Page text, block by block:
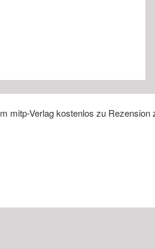
mitp-Verlag kostenlos zu Rezension